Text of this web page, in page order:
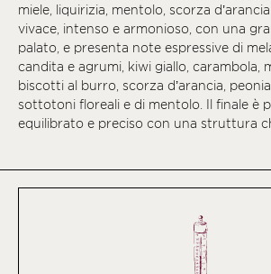
miele, liquirizia, mentolo, scorza
vivace, intenso e armonioso, con una
palato, e presenta note espressive di
candita e agrumi, kiwi giallo, carambola,
biscotti al burro, scorza d’arancia,
sottotoni floreali e di mentolo. Il finale è
equilibrato e preciso con una struttura